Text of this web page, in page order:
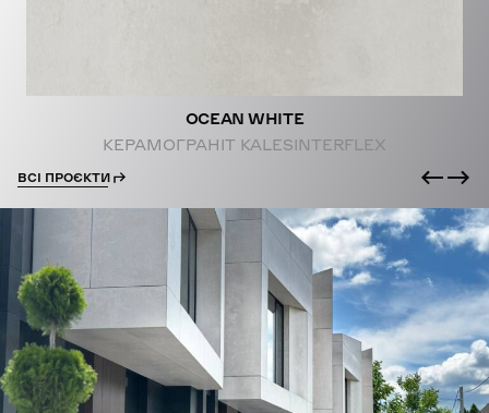
OCEAN WHITE
КЕРАМОГРАНІТ KALESINTERFLEX
ВСІ ПРОЄКТИ